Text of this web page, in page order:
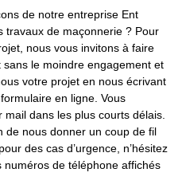
de notre entreprise Ent
travaux de maçonnerie ? Pour
nous vous invitons à faire
le moindre engagement et
votre projet en nous écrivant
en ligne. Vous
dans les plus courts délais.
de nous donner un coup de fil
des cas d’urgence, n’hésitez
numéros de téléphone affichés